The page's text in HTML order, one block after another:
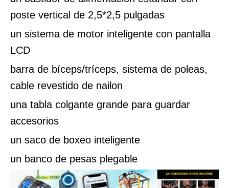
poste vertical de 2,5*2,5 pulgadas
un sistema de motor inteligente con pantalla
LCD
barra de bíceps/tríceps, sistema de poleas,
cable revestido de nailon
una tabla colgante grande para guardar
accesorios
un saco de boxeo inteligente
un banco de pesas plegable